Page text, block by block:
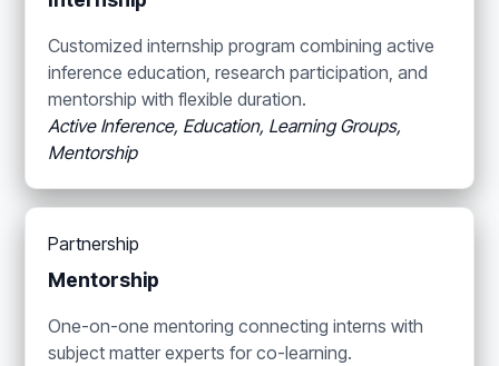
Customized internship program combining active
inference education, research participation, and
mentorship with flexible duration.
Active Inference, Education, Learning Groups,
Mentorship
Partnership
Mentorship
One-on-one mentoring connecting interns with
subject matter experts for co-learning.